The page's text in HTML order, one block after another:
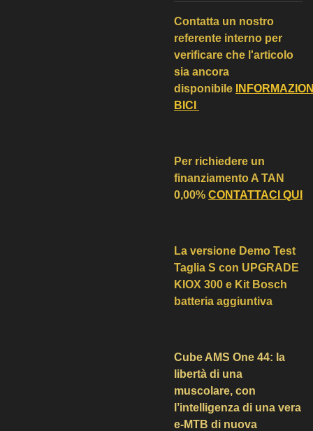
Contatta un nostro
referente interno per
verificare che l'articolo
sia ancora
disponibile
BICI
Per richiedere un
finanziamento A TAN
0,00% CONTATTACI QUI
La versione Demo Test
Taglia S con UPGRADE
KIOX 300 e Kit Bosch
batteria aggiuntiva
Cube AMS One 44: la
libertà di una
muscolare, con
l’intelligenza di una vera
e-MTB di nuova